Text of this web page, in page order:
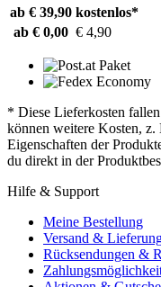
ab € 39,90 kostenlos*
ab € 0,00 € 4,90
* Diese Lieferkosten
können weitere Kosten,
Eigenschaften der
du direkt in der
Hilfe & Support
Meine Bestellung
Versand &
Rücksendungen &